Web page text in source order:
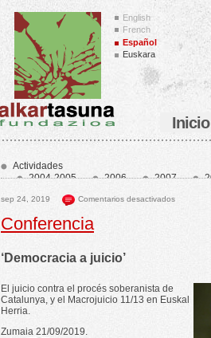
English
French
Español
Euskara
Inicio
Actividades
2004-2005
2006 2007
2023
2024 2025
sep 24, 2019 Comentarios desactivados
Conferencia
‘Democracia a juicio’
El juicio contra el procés soberanista de
Catalunya, y el Macrojuicio 11/13 en Euskal
Herria.
Zumaia 21/09/2019.